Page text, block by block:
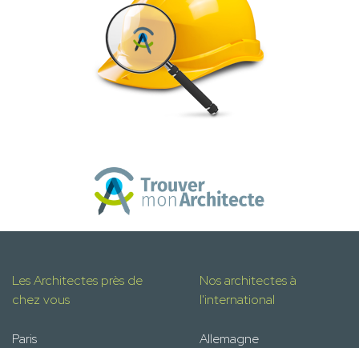
Les Architectes près de
chez vous
Paris
Nos architectes à
l'international
Allemagne